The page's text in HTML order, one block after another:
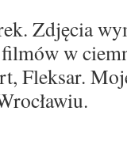
Zdjęcia
w
Fleksar.